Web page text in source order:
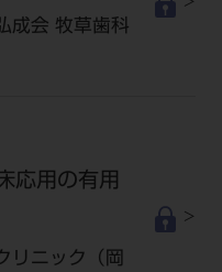
成会 牧草歯科
応用の有用
リニック（岡